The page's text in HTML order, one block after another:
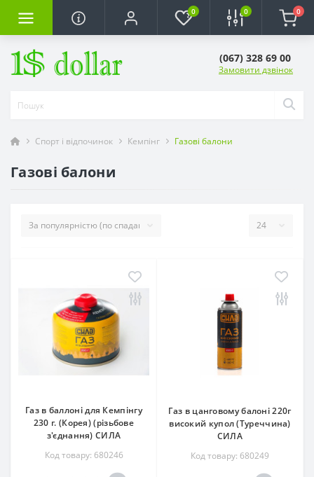
0 0 0
(067) 328 69 00
Замовити дзвінок
Спорт і відпочинок Кемпінг Газові балони
Газові балони
Газ в баллоні для Кемпінгу
230 г. (Корея) (різьбове
з'єднання) СИЛА
Код товару: 680246
Газ в цанговому балоні 220г
високий купол (Туреччина)
СИЛА
Код товару: 680249